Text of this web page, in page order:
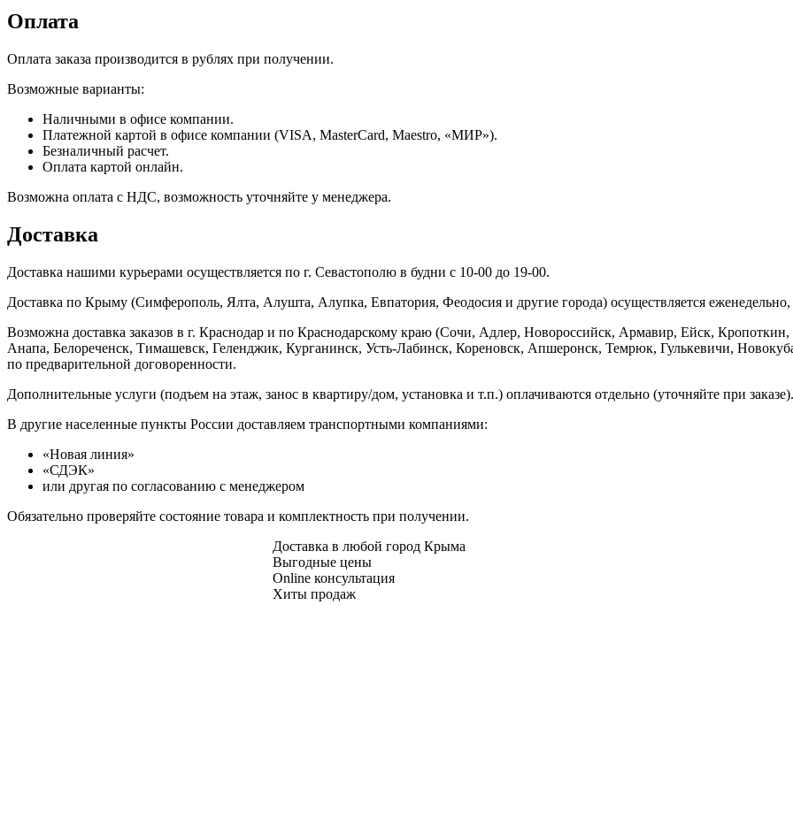
Оплата
Оплата заказа производится в рублях при получении.
Возможные варианты:
Наличными в офисе компании.
Платежной картой в офисе компании (VISA, MasterCard, Maestro, «МИР»).
Безналичный расчет.
Оплата картой онлайн.
Возможна оплата с НДС, возможность уточняйте у менеджера.
Доставка
Доставка нашими курьерами осуществляется по г. Севастополю в будни с 10-00 до 19-00.
Доставка по Крыму (Симферополь, Ялта, Алушта, Алупка, Евпатория, Феодосия и другие города) осуществляется еженедельно,
Возможна доставка заказов в г. Краснодар и по Краснодарскому краю (Сочи, Адлер, Новороссийск, Армавир, Ейск,
Анапа, Белореченск, Тимашевск, Геленджик, Курганинск, Усть-Лабинск, Кореновск, Апшеронск, Темрюк, Гулькевичи,
по предварительной договоренности.
Дополнительные услуги (подъем на этаж, занос в квартиру/дом, установка и т.п.) оплачиваются отдельно (уточняйте при заказе).
В другие населенные пункты России доставляем транспортными компаниями:
«Новая линия»
«СДЭК»
или другая по согласованию с менеджером
Обязательно проверяйте состояние товара и комплектность при получении.
Доставка в любой город Крыма
Выгодные цены
Online консультация
Хиты продаж